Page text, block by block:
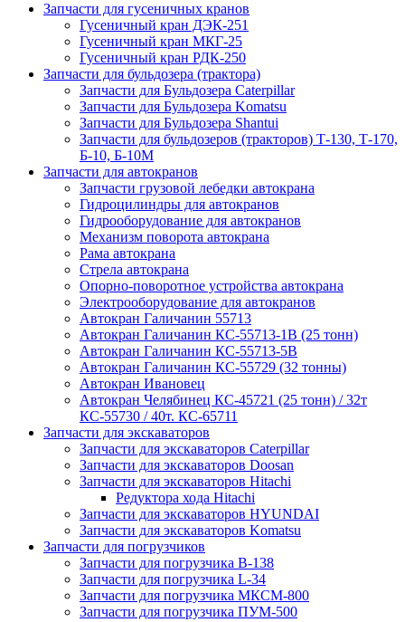
Запчасти для гусеничных кранов
Гусеничный кран ДЭК-251
Гусеничный кран МКГ-25
Гусеничный кран РДК-250
Запчасти для бульдозера (трактора)
Запчасти для Бульдозера Caterpillar
Запчасти для Бульдозера Komatsu
Запчасти для Бульдозера Shantui
Запчасти для бульдозеров (тракторов) Т-130, Т-170,
Б-10, Б-10М
Запчасти для автокранов
Запчасти грузовой лебедки автокрана
Гидроцилиндры для автокранов
Гидрооборудование для автокранов
Механизм поворота автокрана
Рама автокрана
Стрела автокрана
Опорно-поворотное устройства автокрана
Электрооборудование для автокранов
Автокран Галичанин 55713
Автокран Галичанин КС-55713-1В (25 тонн)
Автокран Галичанин КС-55713-5В
Автокран Галичанин КС-55729 (32 тонны)
Автокран Ивановец
Автокран Челябинец КС-45721 (25 тонн) / 32т
КС-55730 / 40т. КС-65711
Запчасти для экскаваторов
Запчасти для экскаваторов Caterpillar
Запчасти для экскаваторов Doosan
Запчасти для экскаваторов Hitachi
Редуктора хода Hitachi
Запчасти для экскаваторов HYUNDAI
Запчасти для экскаваторов Komatsu
Запчасти для погрузчиков
Запчасти для погрузчика B-138
Запчасти для погрузчика L-34
Запчасти для погрузчика МКСМ-800
Запчасти для погрузчика ПУМ-500